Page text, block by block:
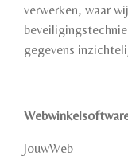
verwerken, waar
gegevens
JouwWeb